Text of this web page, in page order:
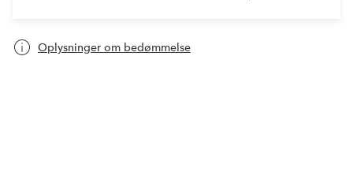
Oplysninger om bedømmelse